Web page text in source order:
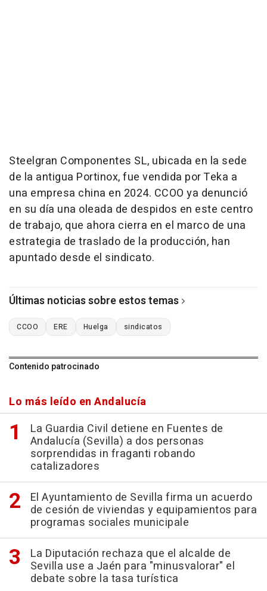
Steelgran Componentes SL, ubicada en la sede
de la antigua Portinox, fue vendida por Teka a
una empresa china en 2024. CCOO ya denunció
en su día una oleada de despidos en este centro
de trabajo, que ahora cierra en el marco de una
estrategia de traslado de la producción, han
apuntado desde el sindicato.
Últimas noticias sobre estos temas
CCOO ERE Huelga sindicatos
Contenido patrocinado
Lo más leído en Andalucía
La Guardia Civil detiene en Fuentes de
Andalucía (Sevilla) a dos personas
sorprendidas in fraganti robando
catalizadores
El Ayuntamiento de Sevilla firma un acuerdo
de cesión de viviendas y equipamientos para
programas sociales municipale
La Diputación rechaza que el alcalde de
Sevilla use a Jaén para "minusvalorar" el
debate sobre la tasa turística